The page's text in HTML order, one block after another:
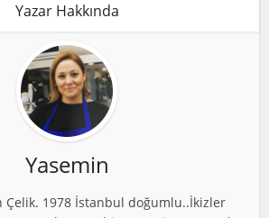
Yazar Hakkında
Yasemin
Çelik. 1978 İstanbul doğumlu..İkizler